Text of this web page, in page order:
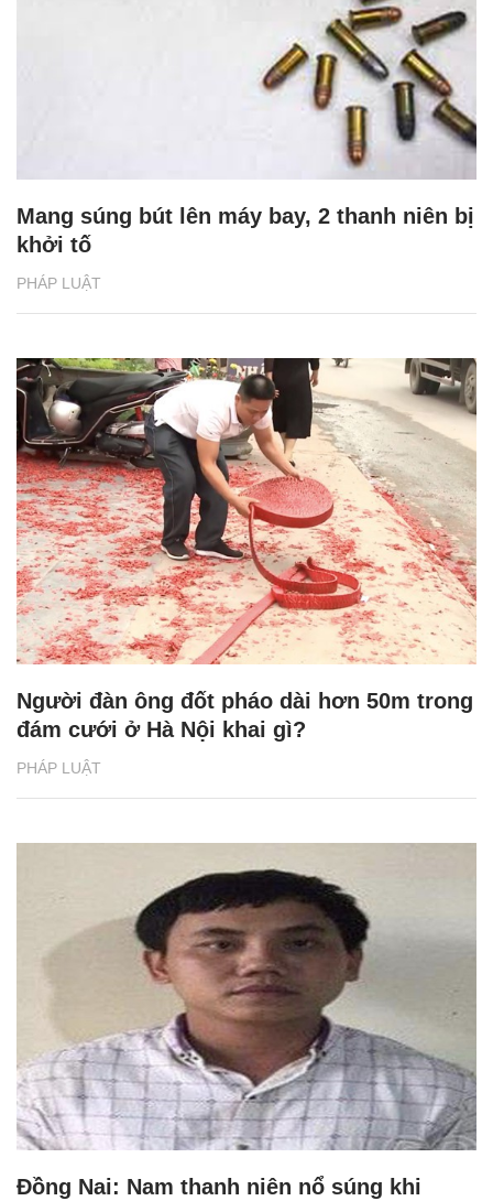
PHÁP LUẬT
Mang súng bút lên máy bay, 2 thanh niên bị
khởi tố
PHÁP LUẬT
Người đàn ông đốt pháo dài hơn 50m trong
đám cưới ở Hà Nội khai gì?
Đồng Nai: Nam thanh niên nổ súng khi